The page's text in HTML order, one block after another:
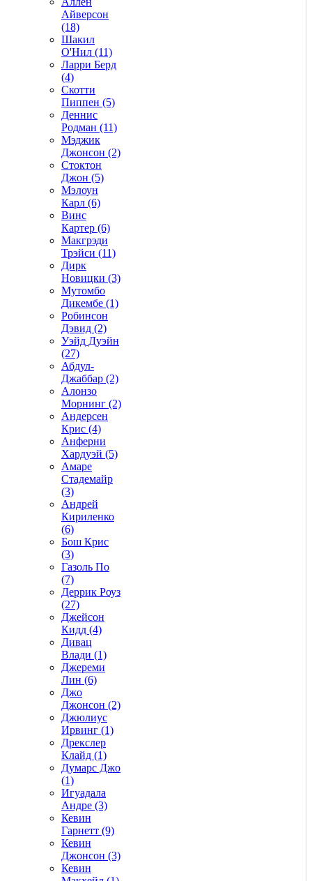
Айверсон
(18)
Шакил
О'Нил (11)
Ларри Берд
(4)
Скотти
Пиппен (5)
Деннис
Родман (11)
Мэджик
Джонсон (2)
Стоктон
Джон (5)
Мэлоун
Карл (6)
Винс
Картер (6)
Макгрэди
Трэйси (11)
Дирк
Новицки (3)
Мутомбо
Дикембе (1)
Робинсон
Дэвид (2)
Уэйд Дуэйн
(27)
Абдул-
Джаббар (2)
Алонзо
Морнинг (2)
Андерсен
Крис (4)
Анферни
Xардуэй (5)
Амаре
Стадемайр
(3)
Андрей
Кириленко
(6)
Бош Крис
(3)
Газоль По
(7)
Деррик Роуз
(27)
Джейсон
Кидд (4)
Дивац
Влади (1)
Джереми
Лин (6)
Джо
Джонсон (2)
Джюлиус
Ирвинг (1)
Дрекслер
Клайд (1)
Думарс Джо
(1)
Игуадала
Андре (3)
Кевин
Гарнетт (9)
Кевин
Джонсон (3)
Кевин